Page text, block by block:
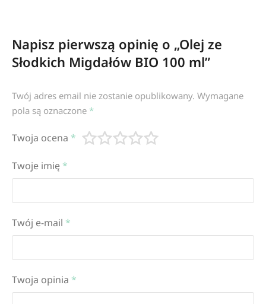
Napisz pierwszą opinię o „Olej ze
Słodkich Migdałów BIO 100 ml”
Twój adres email nie zostanie opublikowany. Wymagane
pola są oznaczone *
Twoja ocena *
Twoje imię *
Twój e-mail *
Twoja opinia *